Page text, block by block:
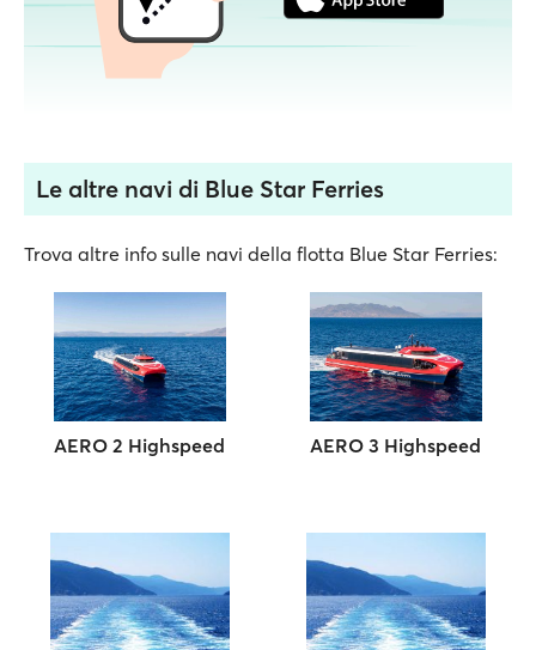
Le altre navi di Blue Star Ferries
Trova altre info sulle navi della flotta Blue Star Ferries:
AERO 2 Highspeed AERO 3 Highspeed